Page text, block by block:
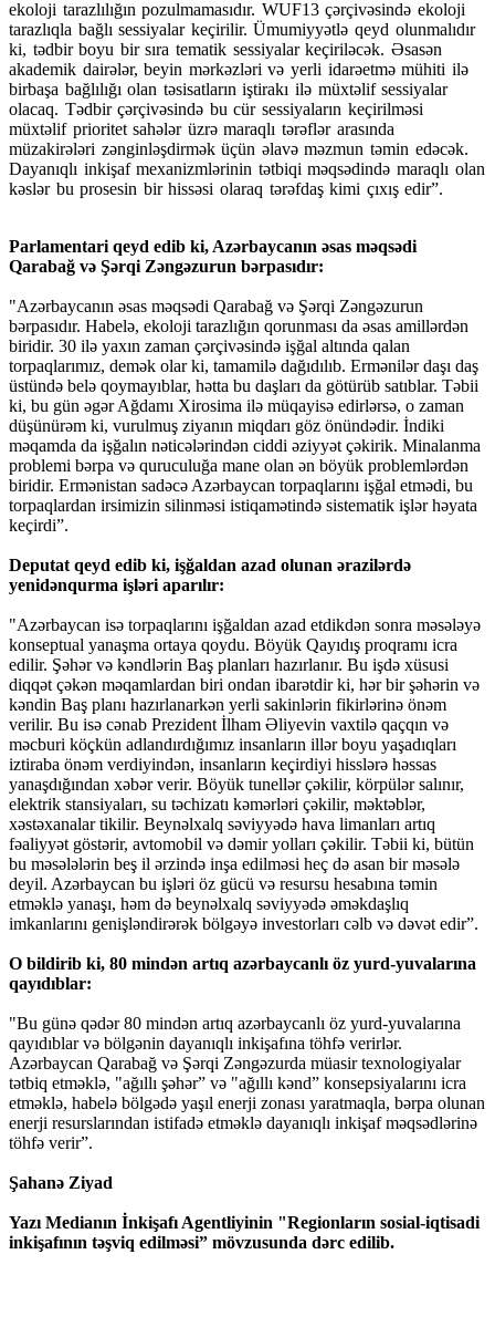
ekoloji tarazlılığın pozulmamasıdır. WUF13 çərçivəsində ekoloji
tarazlıqla bağlı sessiyalar keçirilir. Ümumiyyətlə qeyd olunmalıdır
ki, tədbir boyu bir sıra tematik sessiyalar keçiriləcək. Əsasən
akademik dairələr, beyin mərkəzləri və yerli idarəetmə mühiti ilə
birbaşa bağlılığı olan təsisatların iştirakı ilə müxtəlif sessiyalar
olacaq. Tədbir çərçivəsində bu cür sessiyaların keçirilməsi
müxtəlif prioritet sahələr üzrə maraqlı tərəflər arasında
müzakirələri zənginləşdirmək üçün əlavə məzmun təmin edəcək.
Dayanıqlı inkişaf mexanizmlərinin tətbiqi məqsədində maraqlı olan
kəslər bu prosesin bir hissəsi olaraq tərəfdaş kimi çıxış edir”.
Parlamentari qeyd edib ki, Azərbaycanın əsas məqsədi
Qarabağ və Şərqi Zəngəzurun bərpasıdır:
"Azərbaycanın əsas məqsədi Qarabağ və Şərqi Zəngəzurun
bərpasıdır. Habelə, ekoloji tarazlığın qorunması da əsas amillərdən
biridir. 30 ilə yaxın zaman çərçivəsində işğal altında qalan
torpaqlarımız, demək olar ki, tamamilə dağıdılıb. Ermənilər daşı daş
üstündə belə qoymayıblar, hətta bu daşları da götürüb satıblar. Təbii
ki, bu gün əgər Ağdamı Xirosima ilə müqayisə edirlərsə, o zaman
düşünürəm ki, vurulmuş ziyanın miqdarı göz önündədir. İndiki
məqamda da işğalın nəticələrindən ciddi əziyyət çəkirik. Minalanma
problemi bərpa və quruculuğa mane olan ən böyük problemlərdən
biridir. Ermənistan sadəcə Azərbaycan torpaqlarını işğal etmədi, bu
torpaqlardan irsimizin silinməsi istiqamətində sistematik işlər həyata
keçirdi”.
Deputat qeyd edib ki, işğaldan azad olunan ərazilərdə
yenidənqurma işləri aparılır:
"Azərbaycan isə torpaqlarını işğaldan azad etdikdən sonra məsələyə
konseptual yanaşma ortaya qoydu. Böyük Qayıdış proqramı icra
edilir. Şəhər və kəndlərin Baş planları hazırlanır. Bu işdə xüsusi
diqqət çəkən məqamlardan biri ondan ibarətdir ki, hər bir şəhərin və
kəndin Baş planı hazırlanarkən yerli sakinlərin fikirlərinə önəm
verilir. Bu isə cənab Prezident İlham Əliyevin vaxtilə qaçqın və
məcburi köçkün adlandırdığımız insanların illər boyu yaşadıqları
iztiraba önəm verdiyindən, insanların keçirdiyi hisslərə həssas
yanaşdığından xəbər verir. Böyük tunellər çəkilir, körpülər salınır,
elektrik stansiyaları, su təchizatı kəmərləri çəkilir, məktəblər,
xəstəxanalar tikilir. Beynəlxalq səviyyədə hava limanları artıq
fəaliyyət göstərir, avtomobil və dəmir yolları çəkilir. Təbii ki, bütün
bu məsələlərin beş il ərzində inşa edilməsi heç də asan bir məsələ
deyil. Azərbaycan bu işləri öz gücü və resursu hesabına təmin
etməklə yanaşı, həm də beynəlxalq səviyyədə əməkdaşlıq
imkanlarını genişləndirərək bölgəyə investorları cəlb və dəvət edir”.
O bildirib ki, 80 mindən artıq azərbaycanlı öz yurd-yuvalarına
qayıdıblar:
"Bu günə qədər 80 mindən artıq azərbaycanlı öz yurd-yuvalarına
qayıdıblar və bölgənin dayanıqlı inkişafına töhfə verirlər.
Azərbaycan Qarabağ və Şərqi Zəngəzurda müasir texnologiyalar
tətbiq etməklə, "ağıllı şəhər” və "ağıllı kənd” konsepsiyalarını icra
etməklə, habelə bölgədə yaşıl enerji zonası yaratmaqla, bərpa olunan
enerji resurslarından istifadə etməklə dayanıqlı inkişaf məqsədlərinə
töhfə verir”.
Şahanə Ziyad
Yazı Medianın İnkişafı Agentliyinin "Regionların sosial-iqtisadi
inkişafının təşviq edilməsi” mövzusunda dərc edilib.